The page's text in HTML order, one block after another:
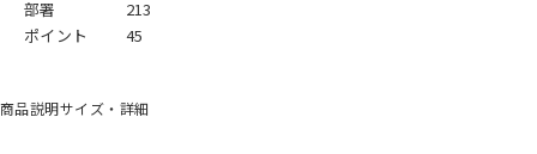
部署
213
ポイント
45
商品説明サイズ・詳細